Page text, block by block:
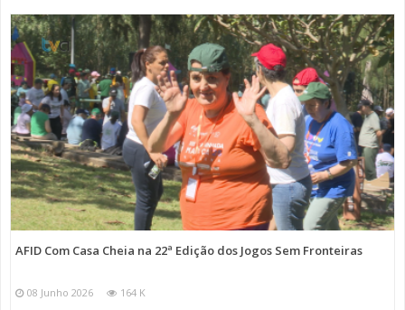
AFID Com Casa Cheia na 22ª Edição dos Jogos Sem Fronteiras
08 Junho 2026 164 K